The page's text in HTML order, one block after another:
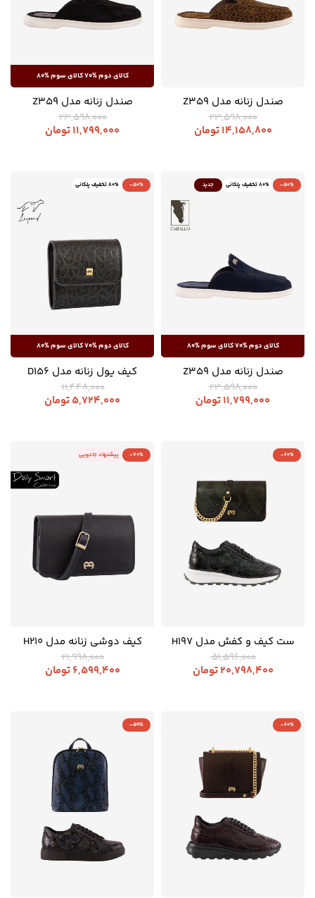
صندل زنانه مدل Z359
23,598,000
14,158,800تومان
صندل زنانه مدل Z359
23,598,000
11,799,000تومان
-50% 80% تخفیف پلکانی جدید
صندل زنانه مدل Z359
23,598,000
11,799,000تومان
-50% 80% تخفیف پلکانی
کیف پول زنانه مدل D156
11,448,000
5,724,000تومان
-60%
ست کیف و کفش مدل H197
51,596,000
20,798,400تومان
-70% پیشنهاد جادویی
کیف دوشی زنانه مدل H210
21,998,000
6,599,400تومان
-60%
-59%